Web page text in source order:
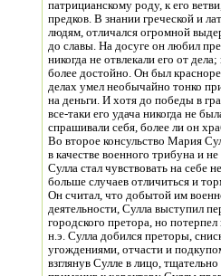
патрицианскому роду, к его
предков. В знании греческой и
людям, отличался огромной
до славы. На досуге он любил
никогда не отвлекали его от
более достойно. Он был
делах умел необычайно тонко
на деньги. И хотя до победы в
все-таки его удача никогда не
спрашивали себя, более ли он
Во второе консульство Мария
в качестве военного трибуна и
Сулла стал чувствовать на себе
больше случаев отличиться и
Он считал, что добытой им
деятельности, Сулла выступил
городского претора, но
н.э. Сулла добился преторы,
угождениями, отчасти и
взглянув Сулле в лицо,